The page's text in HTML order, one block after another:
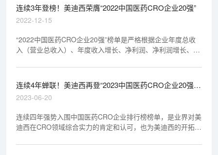
连续3年登榜！美迪西荣膺“2022中国医药CRO企业20强”
2022-12-15
“2022中国医药CRO企业20强”榜单是严格根据企业年度总收
入（营业总收入）、年度收入增长、净利润、净利润增长、研
度、细分领域龙头等10项指标评选而出，代表医药
CRO/CDMO行业最高水平。
连续4年蝉联！美迪西再登“2023中国医药CRO企业20强”
榜
2023-06-20
连续四年强势入围中国医药CRO企业排行榜榜单，是业界对美
迪西在CRO领域综合实力的肯定和认可，也为美迪西的开拓发